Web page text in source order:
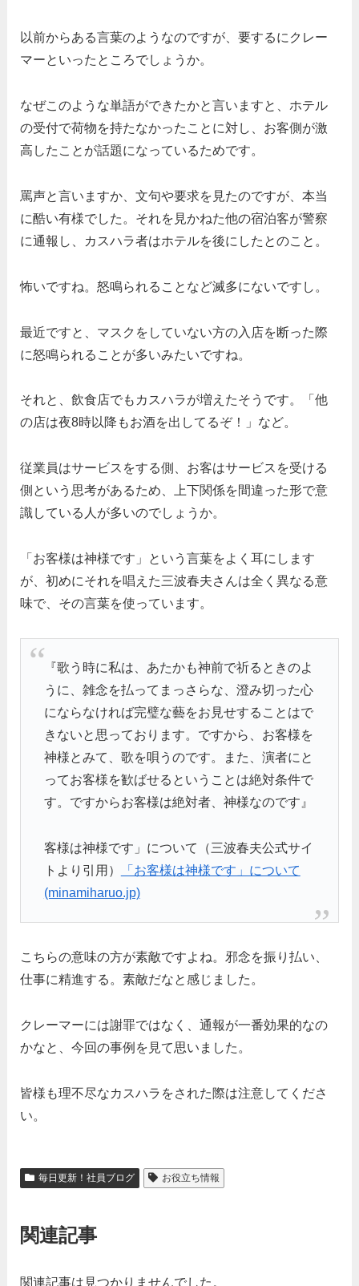
以前からある言葉のようなのですが、要するにクレー
マーといったところでしょうか。
なぜこのような単語ができたかと言いますと、ホテル
の受付で荷物を持たなかったことに対し、お客側が激
高したことが話題になっているためです。
罵声と言いますか、文句や要求を見たのですが、本当
に酷い有様でした。それを見かねた他の宿泊客が警察
に通報し、カスハラ者はホテルを後にしたとのこと。
怖いですね。怒鳴られることなど滅多にないですし。
最近ですと、マスクをしていない方の入店を断った際
に怒鳴られることが多いみたいですね。
それと、飲食店でもカスハラが増えたそうです。「他
の店は夜8時以降もお酒を出してるぞ！」など。
従業員はサービスをする側、お客はサービスを受ける
側という思考があるため、上下関係を間違った形で意
識している人が多いのでしょうか。
「お客様は神様です」という言葉をよく耳にします
が、初めにそれを唱えた三波春夫さんは全く異なる意
味で、その言葉を使っています。
『歌う時に私は、あたかも神前で祈るときのよ
うに、雑念を払ってまっさらな、澄み切った心
にならなければ完璧な藝をお見せすることはで
きないと思っております。ですから、お客様を
神様とみて、歌を唄うのです。また、演者にと
ってお客様を歓ばせるということは絶対条件で
す。ですからお客様は絶対者、神様なのです』
客様は神様です」について（三波春夫公式サイ
トより引用）
「お客様は神様です」について
(minamiharuo.jp)
こちらの意味の方が素敵ですよね。邪念を振り払い、
仕事に精進する。素敵だなと感じました。
クレーマーには謝罪ではなく、通報が一番効果的なの
かなと、今回の事例を見て思いました。
皆様も理不尽なカスハラをされた際は注意してくださ
い。
毎日更新！社員ブログ お役立ち情報
関連記事
関連記事は見つかりませんでした。